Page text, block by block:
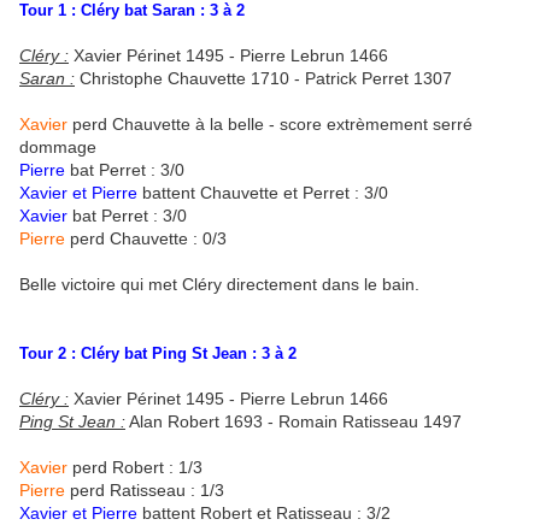
Tour 1 : Cléry bat Saran : 3 à 2
Cléry : Xavier Périnet 1495 - Pierre Lebrun 1466
Saran : Christophe Chauvette 1710 - Patrick Perret 1307
Xavier perd Chauvette à la belle - score extrèmement serré
dommage
Pierre bat Perret : 3/0
Xavier et Pierre battent Chauvette et Perret : 3/0
Xavier bat Perret : 3/0
Pierre perd Chauvette : 0/3
Belle victoire qui met Cléry directement dans le bain.
Tour 2 : Cléry bat Ping St Jean : 3 à 2
Cléry : Xavier Périnet 1495 - Pierre Lebrun 1466
Ping St Jean :Alan Robert 1693 - Romain Ratisseau 1497
Xavier perd Robert : 1/3
Pierre perd Ratisseau : 1/3
Xavier et Pierre battent Robert et Ratisseau : 3/2